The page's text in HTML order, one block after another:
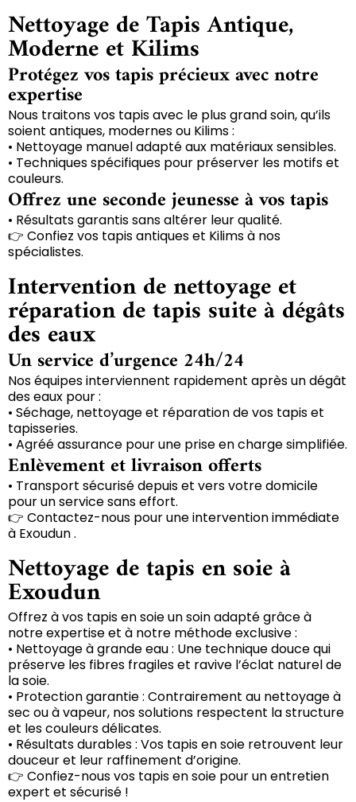
Nettoyage de Tapis Antique,
Moderne et Kilims
Protégez vos tapis précieux avec notre
expertise
Nous traitons vos tapis avec le plus grand soin, qu’ils
soient antiques, modernes ou Kilims :
• Nettoyage manuel adapté aux matériaux sensibles.
• Techniques spécifiques pour préserver les motifs et
couleurs.
Offrez une seconde jeunesse à vos tapis
• Résultats garantis sans altérer leur qualité.
👉 Confiez vos tapis antiques et Kilims à nos
spécialistes.
Intervention de nettoyage et
réparation de tapis suite à dégâts
des eaux
Un service d’urgence 24h/24
Nos équipes interviennent rapidement après un dégât
des eaux pour :
• Séchage, nettoyage et réparation de vos tapis et
tapisseries.
• Agréé assurance pour une prise en charge simplifiée.
Enlèvement et livraison offerts
• Transport sécurisé depuis et vers votre domicile
pour un service sans effort.
👉 Contactez-nous pour une intervention immédiate
à Exoudun .
Nettoyage de tapis en soie à
Exoudun
Offrez à vos tapis en soie un soin adapté grâce à
notre expertise et à notre méthode exclusive :
• Nettoyage à grande eau : Une technique douce qui
préserve les fibres fragiles et ravive l’éclat naturel de
la soie.
• Protection garantie : Contrairement au nettoyage à
sec ou à vapeur, nos solutions respectent la structure
et les couleurs délicates.
• Résultats durables : Vos tapis en soie retrouvent leur
douceur et leur raffinement d’origine.
👉 Confiez-nous vos tapis en soie pour un entretien
expert et sécurisé !